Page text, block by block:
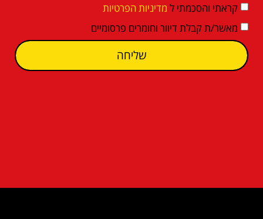
קראתי והסכמתי ל מדיניות הפרטיות
מאשר/ת קבלת דיוור וחומרים פרסומיים
שליחה